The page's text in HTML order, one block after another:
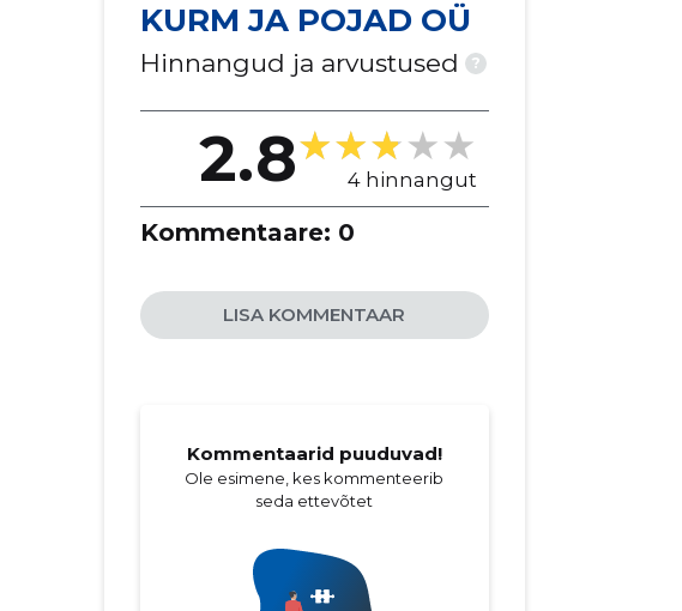
KURM JA POJAD OÜ
Hinnangud ja arvustused ?
2.8 4 hinnangut
Kommentaare: 0
LISA KOMMENTAAR
Kommentaarid puuduvad!
Ole esimene, kes kommenteerib
seda ettevõtet